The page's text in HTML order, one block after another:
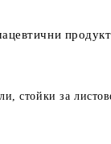
стойки за